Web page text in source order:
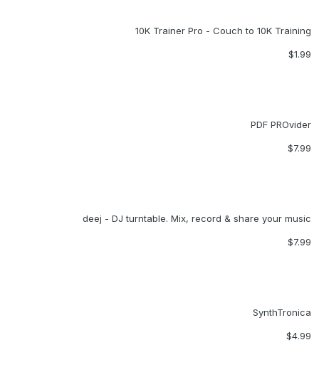
10K Trainer Pro - Couch to 10K Training
$1.99
PDF PROvider
$7.99
deej - DJ turntable. Mix, record & share your music
$7.99
SynthTronica
$4.99